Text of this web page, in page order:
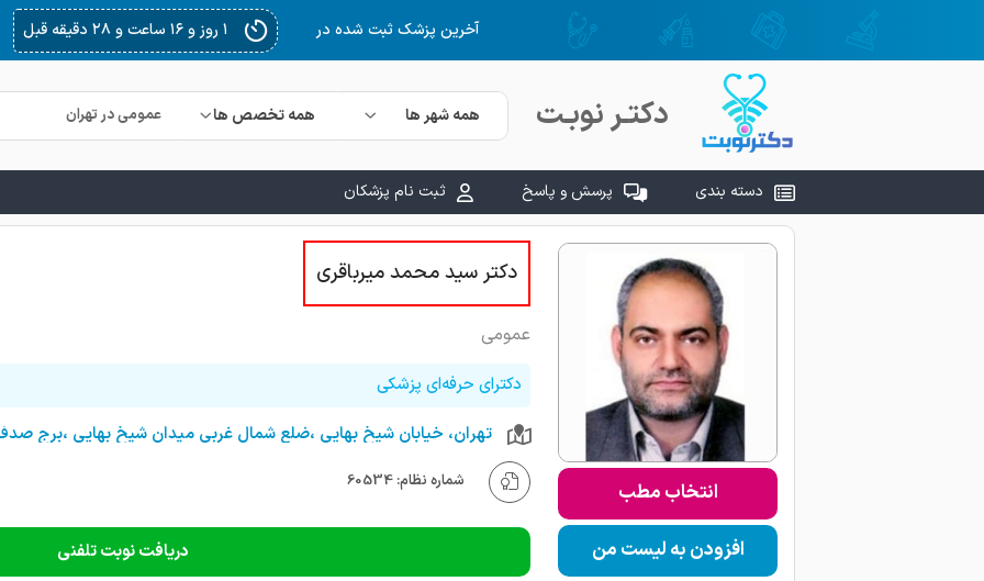
آخرین پزشک ثبت شده در
دکتـر نوبـت همه شهر ها همه تخصص ها
دسته بندی پرسش و پاسخ ثبت نام پزشکان
انتخاب مطب
افزودن به لیست من
دکتر سید محمد میرباقری
عمومی
دکترای حرفه‌ای پزشکی
تهران، خیابان شیخ بهایی ،ضلع شمال غربی میدان شیخ بهایی ،برج
شماره نظام: 60534
دریافت نوبت تلفنی